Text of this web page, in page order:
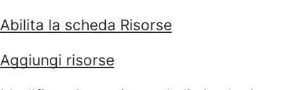
Abilita la scheda Risorse
Aggiungi risorse